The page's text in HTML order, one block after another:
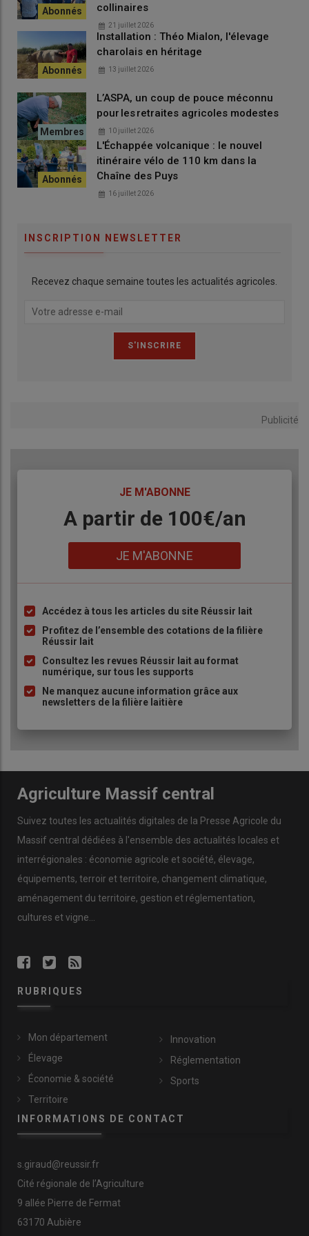
collinaires
21 juillet 2026
Installation : Théo Mialon, l'élevage
charolais en héritage
13 juillet 2026
L’ASPA, un coup de pouce méconnu
pour les retraites agricoles modestes
10 juillet 2026
L'Échappée volcanique : le nouvel
itinéraire vélo de 110 km dans la
Chaîne des Puys
16 juillet 2026
INSCRIPTION NEWSLETTER
Recevez chaque semaine toutes les actualités agricoles.
Publicité
JE M'ABONNE
BodyA partir de 100€/an
JE M'ABONNE
Liste
à
puce
Accédez à tous les articles du site Réussir lait
Profitez de l’ensemble des cotations de la filière
Réussir lait
Consultez les revues Réussir lait au format
numérique, sur tous les supports
Ne manquez aucune information grâce aux
newsletters de la filière laitière
Agriculture Massif central
Suivez toutes les actualités digitales de la Presse Agricole du
Massif central dédiées à l'ensemble des actualités locales et
interrégionales : économie agricole et société, élevage,
équipements, terroir et territoire, changement climatique,
aménagement du territoire, gestion et réglementation,
cultures et vigne...
RUBRIQUES
Mon département
Élevage
Économie & société
Territoire
Innovation
Réglementation
Sports
INFORMATIONS DE CONTACT
s.giraud@reussir.fr
Cité régionale de l’Agriculture
9 allée Pierre de Fermat
63170 Aubière